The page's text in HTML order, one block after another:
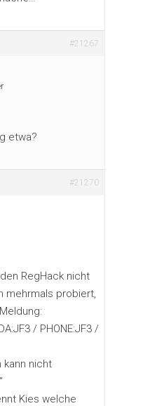
#21267
etwa?
#21270
RegHack nicht
mehrmals probiert,
/ PHONE:JF3 /
kann nicht
Kies welche